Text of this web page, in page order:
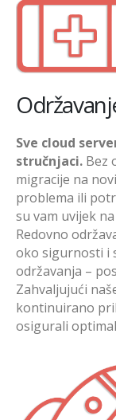
Sve cloud
stručnjaci. Bez
migracije na
problema ili
su vam uvijek
Redovno
oko sigurnosti i
održavanja –
Zahvaljujući
kontinuirano
osigurali